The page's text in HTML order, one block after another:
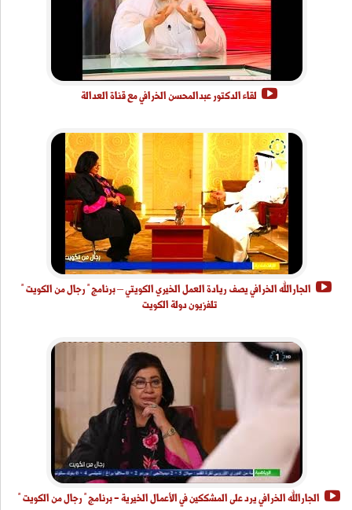
لقاء الدكتور عبدالمحسن الخرافي مع قناة العدالة
الجارالله الخرافي يصف ريادة العمل الخيري الكويتي – برنامج " رجال من الكويت "
تلفزيون دولة الكويت
الجارالله الخرافي يرد على المشككين في الأعمال الخيرية - برنامج " رجال من الكويت "